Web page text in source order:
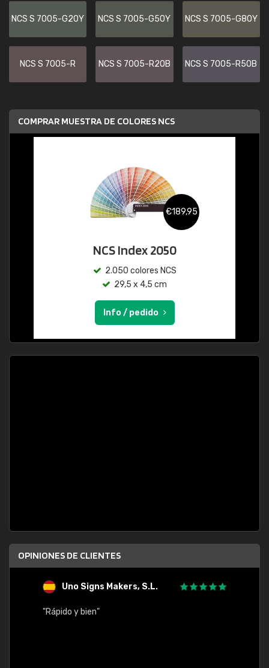
NCS S 7005-G20Y NCS S 7005-G50Y NCS S 7005-G80Y
NCS S 7005-R NCS S 7005-R20B NCS S 7005-R50B
COMPRAR MUESTRA DE COLORES NCS
€189,95
NCS Index 2050
2.050 colores NCS
29,5 x 4,5 cm
Info / pedido
OPINIONES DE CLIENTES
Uno Signs Makers, S.L.
"Rápido y bien"